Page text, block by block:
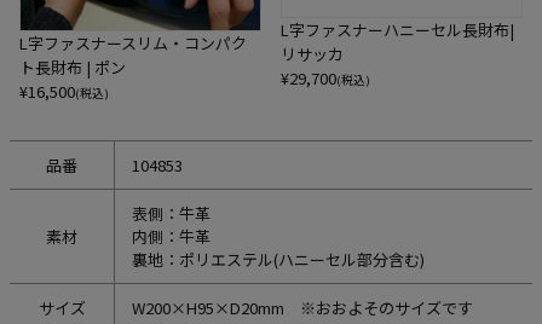
L字ファスナースリム・コンパク
ト長財布 | ポン
¥16,500(税込)
L字ファスナーハニーセル長財布|
リサッカ
¥29,700(税込)
品番 104853
素材
表側：牛革
内側：牛革
裏地：ポリエステル(ハニーセル部分含む)
サイズ W200×H95×D20mm ※おおよそのサイズです